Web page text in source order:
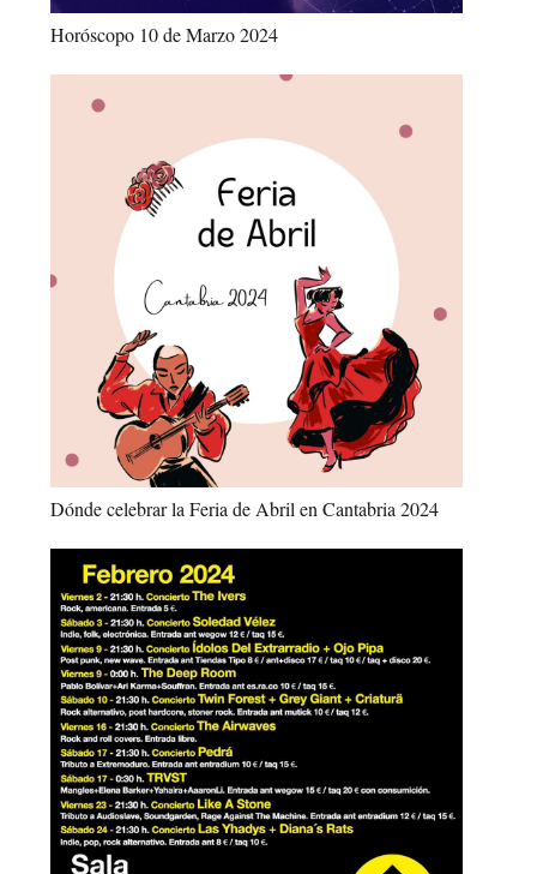
Horóscopo 10 de Marzo 2024
Dónde celebrar la Feria de Abril en Cantabria 2024